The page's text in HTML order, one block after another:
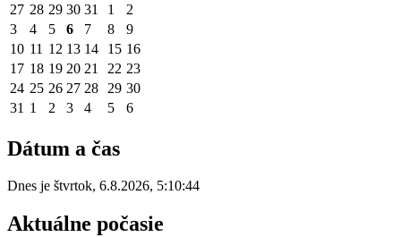
27 28 29 30 31 1
2
3
4 5 6 7 8
9
10 11 12 13 14 15 16
17 18 19 20 21 22 23
24 25 26 27 28 29 30
31 1 2 3 4 5 6
Dátum a čas
Dnes je štvrtok, 6.8.2026, 5:10:44
Aktuálne počasie